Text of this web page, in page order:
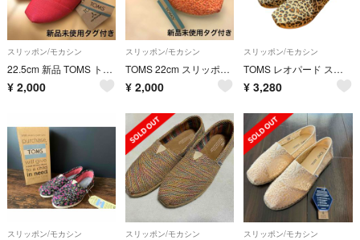
スリッポン/モカシン
22.5cm 新品 TOMS トムス スリッポン コットンキャンバス ピンク
¥ 2,000
スリッポン/モカシン
TOMS 22cm スリッポン オレンジ ピンク系 軽量 新品未使用タグ付き
¥ 2,000
スリッポン/モカシン
TOMS レオパード スリッポン 24cm ヒョウ柄
¥ 3,280
スリッポン/モカシン スリッポン/モカシン スリッポン/モカシン